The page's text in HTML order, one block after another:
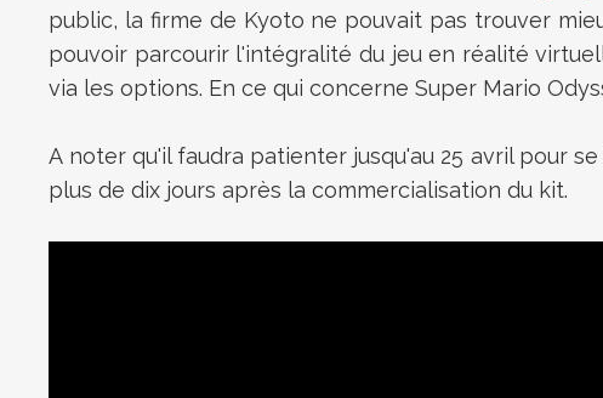
public, la firme de Kyoto ne pouvait pas trouver
pouvoir parcourir l'intégralité du jeu en réalité
via les options. En ce qui concerneSuper Mario
A noter qu'il faudra patienter jusqu'au 25 avril pour
plus de dix jours après la commercialisation du kit.